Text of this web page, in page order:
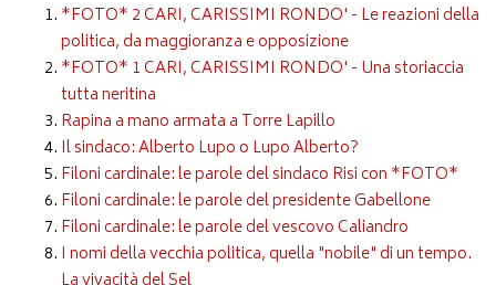
*FOTO* 2 CARI, CARISSIMI RONDO' - Le reazioni della
politica, da maggioranza e opposizione
*FOTO* 1 CARI, CARISSIMI RONDO' - Una storiaccia
tutta neritina
Rapina a mano armata a Torre Lapillo
Il sindaco: Alberto Lupo o Lupo Alberto?
Filoni cardinale: le parole del sindaco Risi con *FOTO*
Filoni cardinale: le parole del presidente Gabellone
Filoni cardinale: le parole del vescovo Caliandro
I nomi della vecchia politica, quella "nobile" di un tempo.